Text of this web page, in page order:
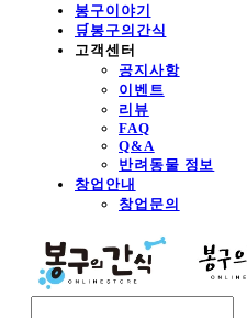
봉구이야기
🛒봉구의간식
고객센터
공지사항
이벤트
리뷰
FAQ
Q&A
반려동물 정보
창업안내
창업문의